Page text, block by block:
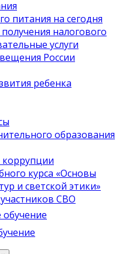
питания на сегодня
налогового
услуги
России
ребенка
образования
курса «Основы
и светской этики»
СВО